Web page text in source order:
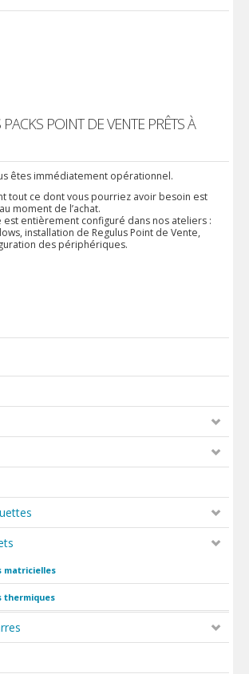
POINT DE VENTE PRÊTS À
êtes immédiatement opérationnel.
tout ce dont vous pourriez avoir besoin est
moment de l’achat.
est entièrement configuré dans nos ateliers :
installation de Regulus Point de Vente,
des périphériques.
matricielles
thermiques